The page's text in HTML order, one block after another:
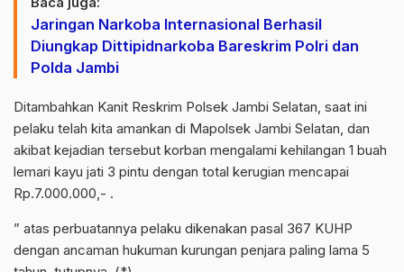
Jaringan Narkoba Internasional Berhasil
Diungkap Dittipidnarkoba Bareskrim Polri dan
Polda Jambi
Ditambahkan Kanit Reskrim Polsek Jambi Selatan, saat ini
pelaku telah kita amankan di Mapolsek Jambi Selatan, dan
akibat kejadian tersebut korban mengalami kehilangan 1 buah
lemari kayu jati 3 pintu dengan total kerugian mencapai
Rp.7.000.000,- .
” atas perbuatannya pelaku dikenakan pasal 367 KUHP
dengan ancaman hukuman kurungan penjara paling lama 5